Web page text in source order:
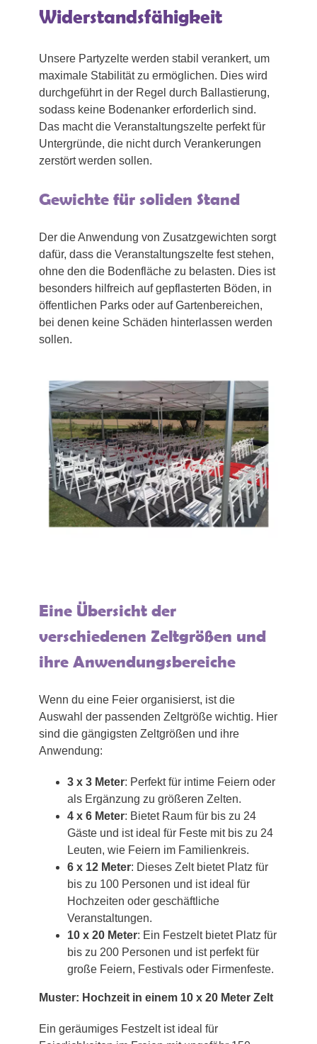
Widerstandsfähigkeit
Unsere Partyzelte werden stabil verankert, um
maximale Stabilität zu ermöglichen. Dies wird
durchgeführt in der Regel durch Ballastierung,
sodass keine Bodenanker erforderlich sind.
Das macht die Veranstaltungszelte perfekt für
Untergründe, die nicht durch Verankerungen
zerstört werden sollen.
Gewichte für soliden Stand
Der die Anwendung von Zusatzgewichten sorgt
dafür, dass die Veranstaltungszelte fest stehen,
ohne den die Bodenfläche zu belasten. Dies ist
besonders hilfreich auf gepflasterten Böden, in
öffentlichen Parks oder auf Gartenbereichen,
bei denen keine Schäden hinterlassen werden
sollen.
Eine Übersicht der
verschiedenen Zeltgrößen und
ihre Anwendungsbereiche
Wenn du eine Feier organisierst, ist die
Auswahl der passenden Zeltgröße wichtig. Hier
sind die gängigsten Zeltgrößen und ihre
Anwendung:
3 x 3 Meter: Perfekt für intime Feiern oder
als Ergänzung zu größeren Zelten.
4 x 6 Meter: Bietet Raum für bis zu 24
Gäste und ist ideal für Feste mit bis zu 24
Leuten, wie Feiern im Familienkreis.
6 x 12 Meter: Dieses Zelt bietet Platz für
bis zu 100 Personen und ist ideal für
Hochzeiten oder geschäftliche
Veranstaltungen.
10 x 20 Meter: Ein Festzelt bietet Platz für
bis zu 200 Personen und ist perfekt für
große Feiern, Festivals oder Firmenfeste.
Muster: Hochzeit in einem 10 x 20 Meter Zelt
Ein geräumiges Festzelt ist ideal für